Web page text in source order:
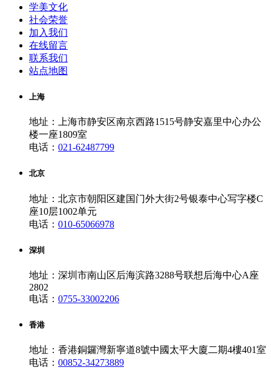
学美文化
社会荣誉
加入我们
在线留言
联系我们
站点地图
上海
地址：上海市静安区南京西路1515号静安嘉里中心办公
楼一座1809室
电话： 021-62487799
北京
地址：北京市朝阳区建国门外大街2号银泰中心写字楼C
座10层1002单元
电话： 010-65066978
深圳
地址：深圳市南山区后海滨路3288号联想后海中心A座
2802
电话： 0755-33002206
香港
地址：香港銅鑼灣新寧道8號中國太平大廈二期4樓401室
电话： 00852-34273889